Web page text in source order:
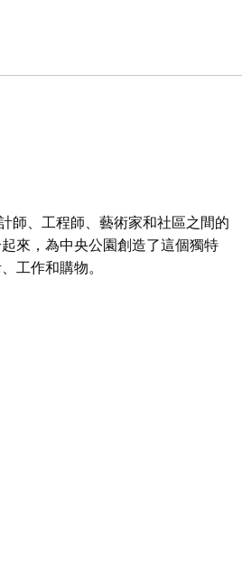
師、工程師、藝術家和社區之間的
來，為中央公園創造了這個獨特
工作和購物。